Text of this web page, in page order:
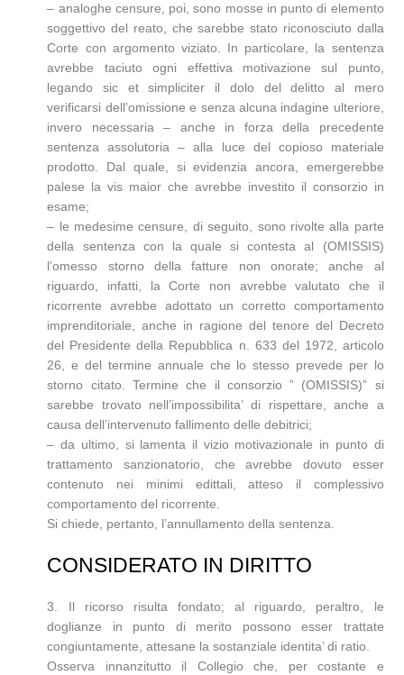
– analoghe censure, poi, sono mosse in punto di elemento
soggettivo del reato, che sarebbe stato riconosciuto dalla
Corte con argomento viziato. In particolare, la sentenza
avrebbe taciuto ogni effettiva motivazione sul punto,
legando sic et simpliciter il dolo del delitto al mero
verificarsi dell’omissione e senza alcuna indagine ulteriore,
invero necessaria – anche in forza della precedente
sentenza assolutoria – alla luce del copioso materiale
prodotto. Dal quale, si evidenzia ancora, emergerebbe
palese la vis maior che avrebbe investito il consorzio in
esame;
– le medesime censure, di seguito, sono rivolte alla parte
della sentenza con la quale si contesta al (OMISSIS)
l’omesso storno della fatture non onorate; anche al
riguardo, infatti, la Corte non avrebbe valutato che il
ricorrente avrebbe adottato un corretto comportamento
imprenditoriale, anche in ragione del tenore del Decreto
del Presidente della Repubblica n. 633 del 1972, articolo
26, e del termine annuale che lo stesso prevede per lo
storno citato. Termine che il consorzio ” (OMISSIS)” si
sarebbe trovato nell’impossibilita’ di rispettare, anche a
causa dell’intervenuto fallimento delle debitrici;
– da ultimo, si lamenta il vizio motivazionale in punto di
trattamento sanzionatorio, che avrebbe dovuto esser
contenuto nei minimi edittali, atteso il complessivo
comportamento del ricorrente.
Si chiede, pertanto, l’annullamento della sentenza.
CONSIDERATO IN DIRITTO
3. Il ricorso risulta fondato; al riguardo, peraltro, le
doglianze in punto di merito possono esser trattate
congiuntamente, attesane la sostanziale identita’ di ratio.
Osserva innanzitutto il Collegio che, per costante e